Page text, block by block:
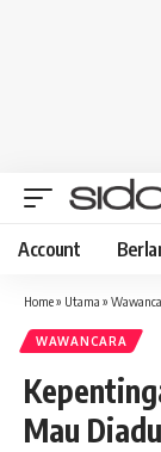
Account
Home» Utama »
WAWANCARA
Mau Diadu